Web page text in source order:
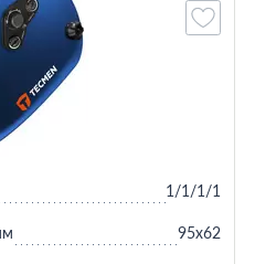
1/1/1/1
95x62